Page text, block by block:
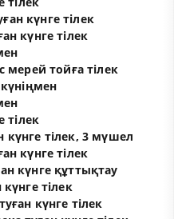
күнге тілек
күнге тілек
мерей тойға тілек
тілек
күнге тілек, 3 мүшел
күнге тілек
күнге құттықтау
тілек
күнге тілек